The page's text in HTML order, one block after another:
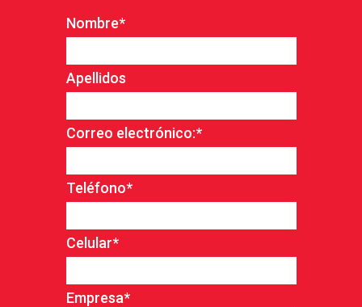
Nombre*
Apellidos
Correo electrónico:*
Teléfono*
Celular*
Empresa*